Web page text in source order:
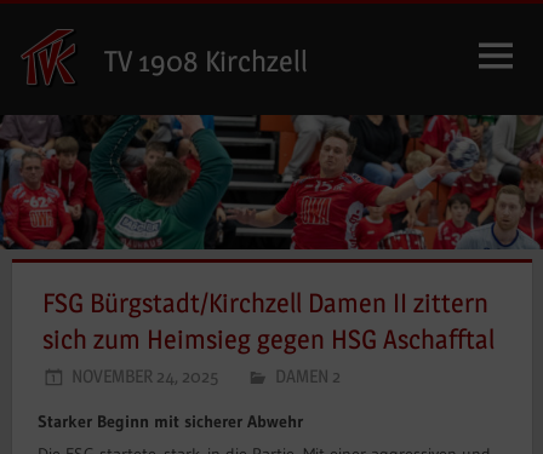
Inhalt
springen
TV 1908 Kirchzell
FSG Bürgstadt/Kirchzell Damen II zittern
sich zum Heimsieg gegen HSG Aschafftal
NOVEMBER 24, 2025 DAMEN 2
Starker Beginn mit sicherer Abwehr